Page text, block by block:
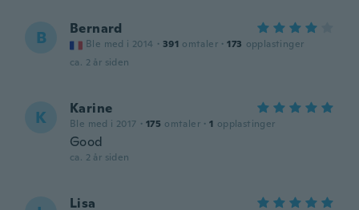
B Bernard
Ble med i 2014 · 391 omtaler · 173 opplastinger
ca. 2 år siden
K Karine
Ble med i 2017 · 175 omtaler · 1 opplastinger
Good
ca. 2 år siden
Lisa